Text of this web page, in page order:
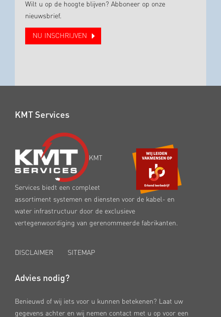
Wilt u op de hoogte blijven? Abboneer op onze
nieuwsbrief.
NU INSCHRIJVEN
KMT Services
KMT
Services biedt een compleet
assortiment systemen en diensten voor de kabel- en
water infrastructuur door de exclusieve
vertegenwoordiging van gerenommeerde fabrikanten.
DISCLAIMER SITEMAP
Advies nodig?
Benieuwd of wij iets voor u kunnen betekenen? Laat uw
gegevens achter en wij nemen contact met u op voor een